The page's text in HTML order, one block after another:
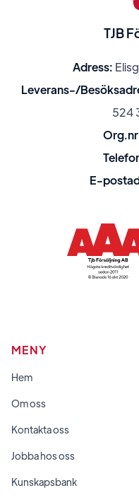
TJB
Adress:
Leverans-/
524
E-
MENY
Hem
Om oss
Kontakta oss
Jobba hos oss
Kunskapsbank